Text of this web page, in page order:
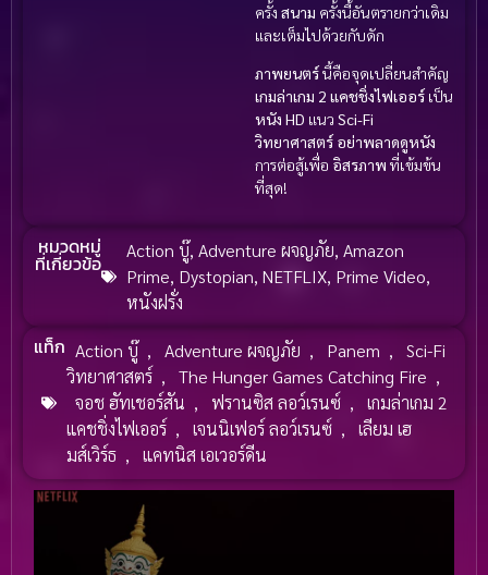
ครั้ง สนาม ครั้งนี้อันตรายกว่าเดิม
และเต็มไปด้วยกับดัก
ภาพยนตร์นี้คือจุดเปลี่ยนสำคัญ
เกมล่าเกม 2 แคชชิ่งไฟเออร์เป็น
หนัง HD แนว Sci-Fi
วิทยาศาสตร์ อย่าพลาดดูหนัง
การต่อสู้เพื่อ อิสรภาพ ที่เข้มข้น
ที่สุด!
หมวดหมู่
ที่เกี่ยวข้อ
Action บู๊,Adventure ผจญภัย,Amazon
Prime, Dystopian,NETFLIX, Prime Video,
หนังฝรั่ง
แท็ก Action บู๊ , Adventure ผจญภัย , Panem ,
Sci-Fi
วิทยาศาสตร์ , The Hunger Games Catching Fire ,
จอช ฮัทเชอร์สัน , ฟรานซิส ลอว์เรนซ์ ,
เกมล่าเกม 2
แคชชิ่งไฟเออร์ , เจนนิเฟอร์ ลอว์เรนซ์ ,
เลียม เฮ
มส์เวิร์ธ , แคทนิส เอเวอร์ดีน